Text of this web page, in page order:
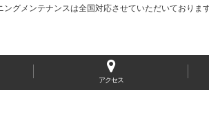
メンテナンスは全国対応させていただいておりま
アクセス